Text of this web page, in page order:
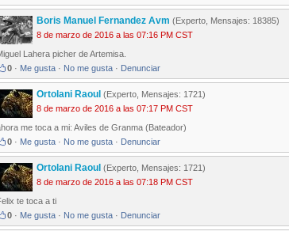
Boris Manuel Fernandez Avm (Experto, Mensajes: 18385)
8 de marzo de 2016 a las 07:16 PM CST
Lahera picher de Artemisa.
0 · Me gusta · No me gusta · Denunciar
Ortolani Raoul (Experto, Mensajes: 1721)
8 de marzo de 2016 a las 07:17 PM CST
me toca a mi: Aviles de Granma (Bateador)
0 · Me gusta · No me gusta · Denunciar
Ortolani Raoul (Experto, Mensajes: 1721)
8 de marzo de 2016 a las 07:18 PM CST
te toca a ti
0 · Me gusta · No me gusta · Denunciar